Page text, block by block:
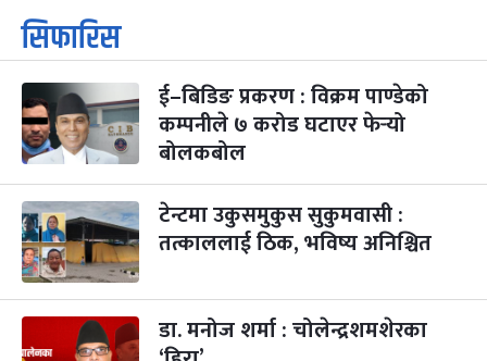
१
आइत
कार्तिक सङ्क्रान्ति
कार्तिक १, २०८३
३
मंगल
महानवमी
कार्तिक ३, २०८३-Oct 20, 2026
२ महिना बाँकी
४
५
बिहि
पापा‌ङ्कुशा एकादशी व्रत
कार्तिक ५, २०८३
२ महिना बाँकी
आइत
कुकुर तिहार
कार्तिक २२, २०८३-Nov 8, 2026
३ महिना बाँकी
सिफारिस
ई–बिडिङ प्रकरण : विक्रम पाण्डेको
कम्पनीले ७ करोड घटाएर फेर्‍यो
बोलकबोल
टेन्टमा उकुसमुकुस सुकुमवासी :
तत्काललाई ठिक, भविष्य अनिश्चित
डा. मनोज शर्मा : चोलेन्द्रशमशेरका